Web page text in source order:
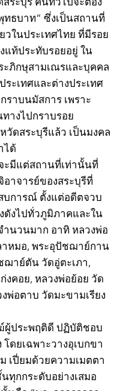
ทธบาท” ซึ่งเป็นสถานที่
วในประเทศไทย ที่มีรอย
แท้ประทับรอยอยู่ ใน
ะภิกษุสามเณรและบุคคล
ระเทศและต่างประเทศ
ราบนมัสการ เพราะ
างไปกราบรอย
วัดสระบุรีแล้ว เป็นมงคล
ได้
ะมีแต่สถานที่เท่านั้นที่
อาจารย์ของสระบุรีที่
บการณ์ ตั้งแต่อดีตจวบ
ดังไปทั่วภูมิภาคและใน
ำนวนมาก อาทิ หลวงพ่อ
หมอ, พระอุปัชฌาย์กาน
ฌาย์ตัน วัดอู่ตะเภา,
งคอย, หลวงพ่อย้อย วัด
พ่อตาบ วัดมะขามเรียง
ผู้ประพฤติดี ปฏิบัติชอบ
ดยเฉพาะวางอุเบกขา
เปี่ยมด้วยความเมตตา
ทุกกระดับอย่างเสมอ